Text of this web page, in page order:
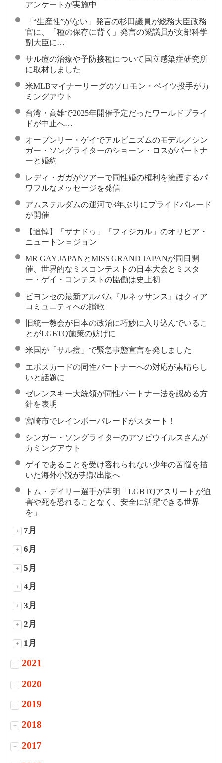
アンケートが実施中
「“生産性”がない」発言の杉田議員が総務大臣政務
官に、「種の保存に背く」発言の簗議員が文部科学
副大臣に…
サル痘の治療や予防接種について国立感染症研究所
に取材しました
米MLBマイナーリーグのソロモン・ベイツ投手がカ
ミングアウト
台湾・高雄で2025年開催予定だったワールドプライ
ドが中止へ…
オープンリー・ゲイでアルビニズムのモデル／シン
ガー・ソングライターのショーン・ロスがパートナ
ーと婚約
レディ・ガガがツアーで同性婚の権利を擁護するパ
ワフルなメッセージを発信
アムステルダムの運河で3年ぶりにプライドパレード
が開催
【追悼】「ザナドゥ」「フィジカル」のオリビア・
ニュートン＝ジョン
MR GAY JAPANとMISS GRAND JAPANが同日開
催、世界的なミスコンテストの日本大会とミスタ
ー・ゲイ・コンテストの協働は史上初
ビヨンセの最新アルバム『ルネッサンス』はクィア
コミュニティへの讃歌
旧統一教会が日本の政治に巧妙に入り込んでいるこ
とがLGBTQ施策の妨げに
米国が「サル痘」で緊急事態宣言を発しました
エポスカードの同性パートナーへの対応が素晴らし
いと話題に
ゼレンスキー大統領が同性パートナー法を認める方
針を表明
宮崎市でレインボーパレードがスタート！
シンガー・ソングライターのアソビウイルスさんが
カミングアウト
ゲイであることを受け容れられない少年の苦悩を描
いた海外小説が邦訳出版へ
トム・デイリー選手が声明「LGBTQアスリートが迫
害や死を恐れることなく、安全に活躍できる世界
を」
+ 7月
+ 6月
+ 5月
+ 4月
+ 3月
+ 2月
+ 1月
+ 2021
+ 2020
+ 2019
+ 2018
+ 2017